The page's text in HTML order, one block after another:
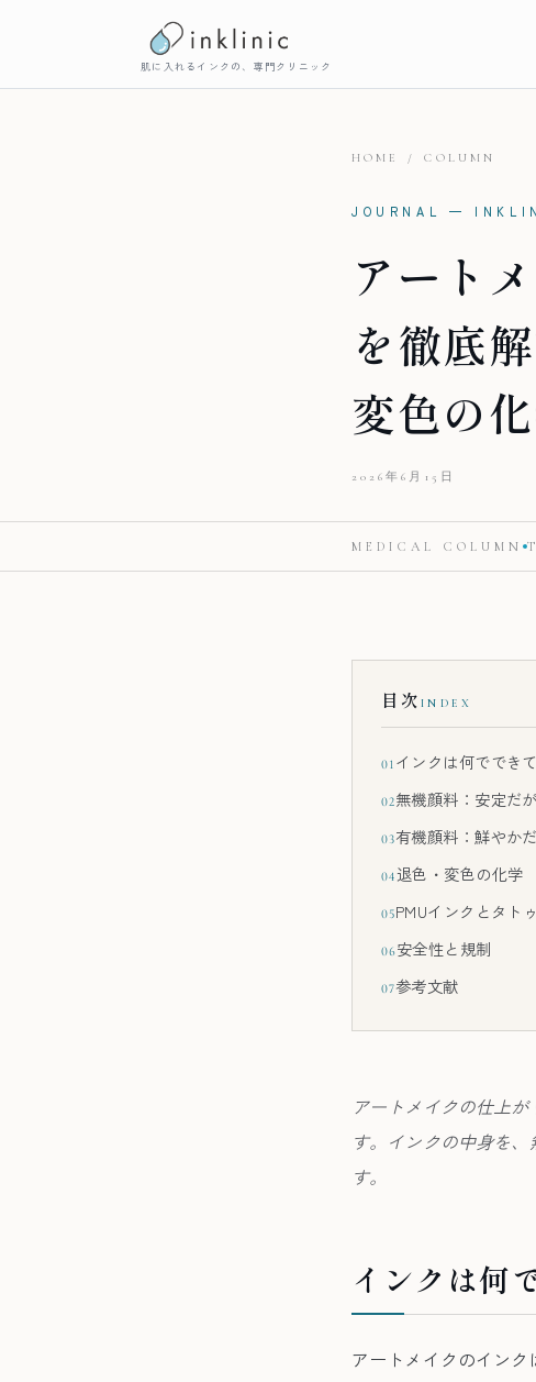
肌に入れるインクの、専門クリニック
HOME / COLUMN
JOURNAL —
アート
を徹底
変色の
2026年6月15日
MEDICAL COLUMN
目次 INDEX
01 インクは何ででき
02無機顔料：安定だ
03有機顔料：鮮やか
04退色・変色の化学
05PMUインクとタト
06安全性と規制
07参考文献
アートメイクの仕上
す。インクの中身を
す。
インクは何
アートメイクのインク